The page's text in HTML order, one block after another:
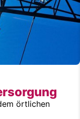
örtlichen